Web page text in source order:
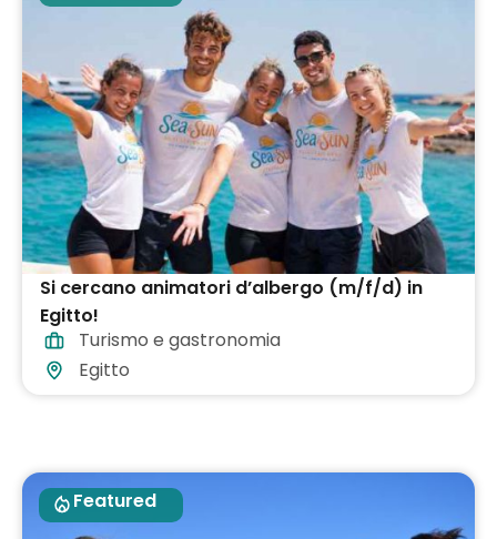
Si cercano animatori d’albergo (m/f/d) in
Egitto!
Turismo e gastronomia
Egitto
Featured